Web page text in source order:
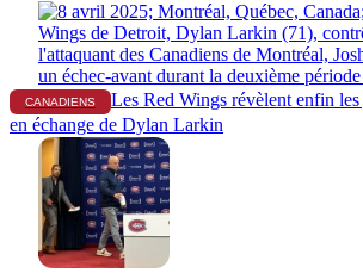
CANADIENS
Les Red Wings révèlent enfin
en échange de Dylan Larkin